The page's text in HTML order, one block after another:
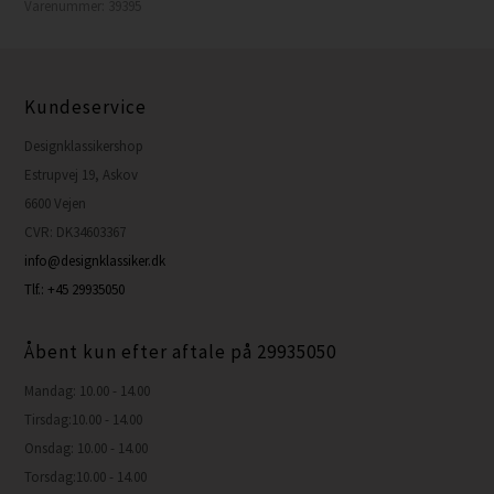
Kundeservice
Designklassikershop
Estrupvej 19, Askov
6600 Vejen
CVR: DK34603367
info@designklassiker.dk
Tlf.: +45 29935050
Åbent kun efter aftale på 29935050
Mandag: 10.00 - 14.00
Tirsdag:10.00 - 14.00
Onsdag: 10.00 - 14.00
Torsdag:10.00 - 14.00